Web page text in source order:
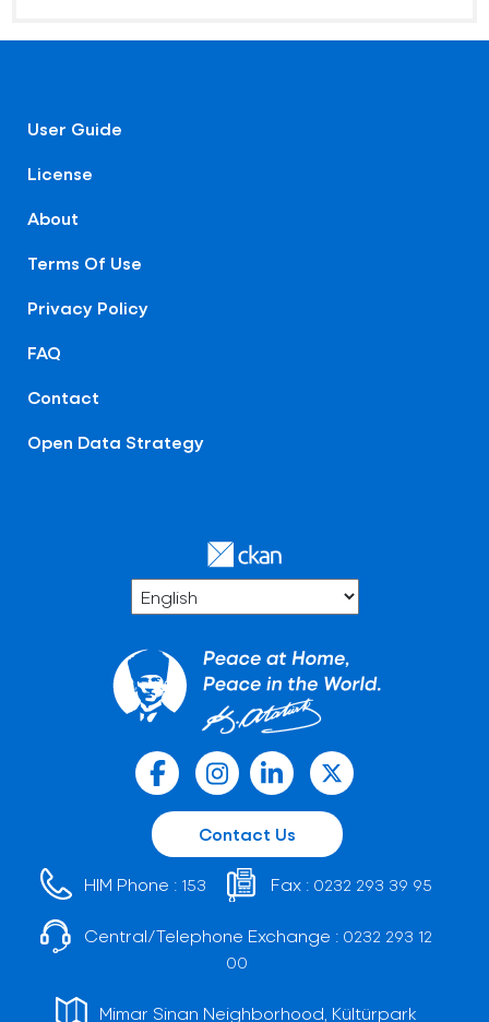
User Guide
License
About
Terms Of Use
Privacy Policy
FAQ
Contact
Open Data Strategy
Contact Us
HIM Phone : 153 Fax : 0232 293 39 95
Central/Telephone Exchange : 0232 293 12
00
Mimar Sinan Neighborhood, Kültürpark